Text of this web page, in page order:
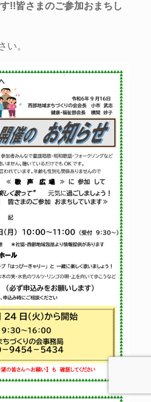
!!皆さまのご参加おまちし
い。